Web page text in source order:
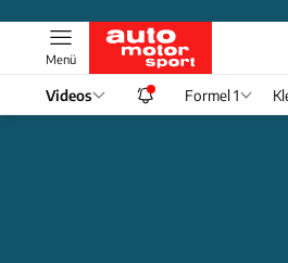
Menü
Videos Formel 1